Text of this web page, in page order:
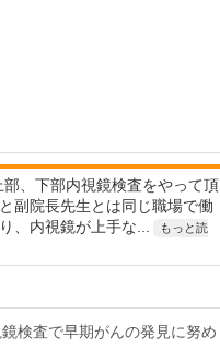
、下部内視鏡検査をやって頂
副院長先生とは同じ職場で働
、内視鏡が上手な...
もっと読
検査で早期がんの発見に努め